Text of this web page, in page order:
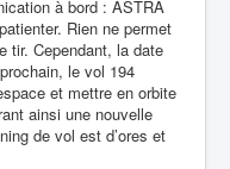
à bord : ASTRA
Rien ne permet
tir. Cependant, la date
le vol 194
et mettre en orbite
ainsi une nouvelle
de vol est d’ores et